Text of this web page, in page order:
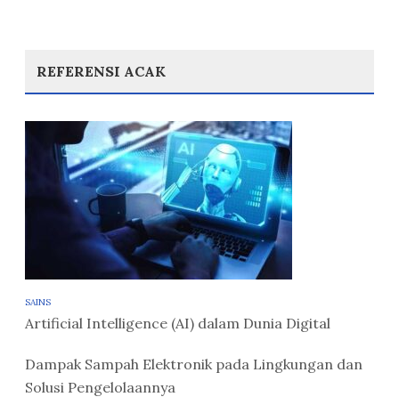
REFERENSI ACAK
SAINS
Artificial Intelligence (AI) dalam Dunia Digital
Dampak Sampah Elektronik pada Lingkungan dan
Solusi Pengelolaannya